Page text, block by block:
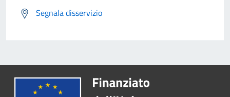
Segnala disservizio